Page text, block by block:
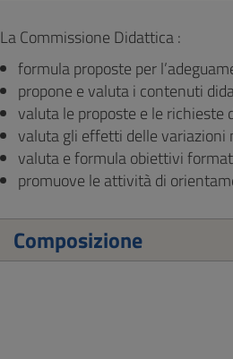
La Commissione Didattica :
formula proposte per
propone e valuta i contenuti
valuta le proposte e le richieste
valuta gli effetti delle
valuta e formula obiettivi
promuove le attività di
Composizione